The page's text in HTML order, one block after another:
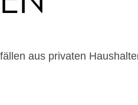
aus privaten